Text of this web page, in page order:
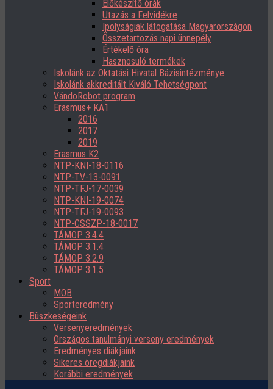
Előkészítő órák
Utazás a Felvidékre
Ipolyságiak látogatása Magyarországon
Összetartozás napi ünnepély
Értékelő óra
Hasznosuló termékek
Iskolánk az Oktatási Hivatal Bázisintézménye
Iskolánk akkreditált Kiváló Tehetségpont
VándoRobot program
Erasmus+ KA1
2016
2017
2019
Erasmus K2
NTP-KNI-18-0116
NTP-TV-13-0091
NTP-TFJ-17-0039
NTP-KNI-19-0074
NTP-TFJ-19-0093
NTP-CSSZP-18-0017
TÁMOP 3.4.4
TÁMOP 3.1.4
TÁMOP 3.2.9
TÁMOP 3.1.5
Sport
MOB
Sporteredmény
Büszkeségeink
Versenyeredmények
Országos tanulmányi verseny eredmények
Eredményes diákjaink
Sikeres öregdiákjaink
Korábbi eredmények